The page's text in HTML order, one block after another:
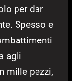
per dar
Spesso e
agli
mille pezzi,